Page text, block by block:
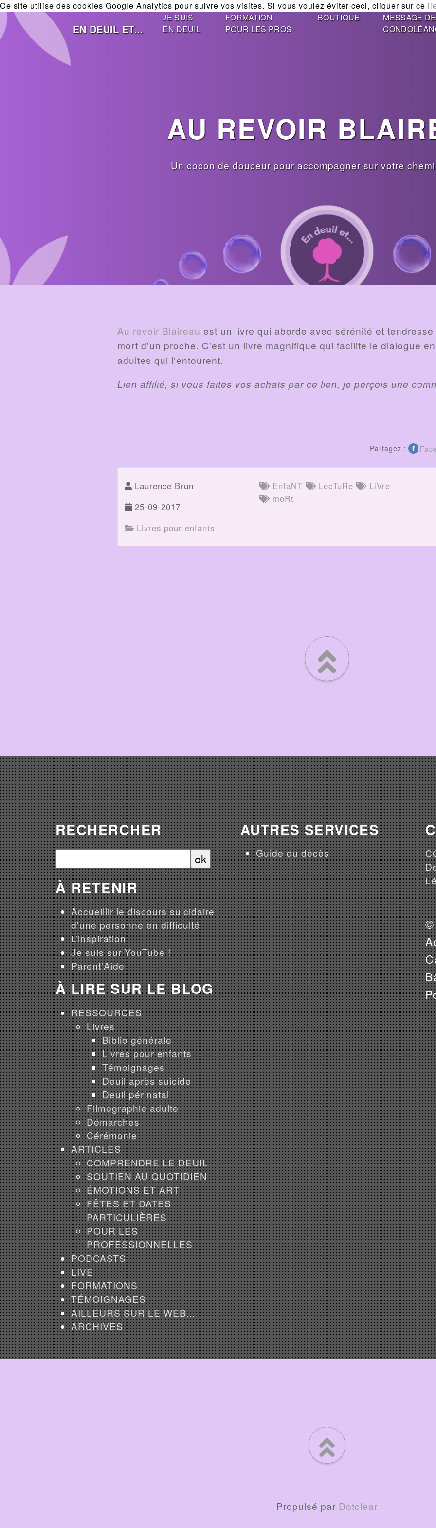
Ce site utilise des cookies Google Analytics pour suivre vos visites. Si vous voulez éviter ceci, cliquer sur ce
EN DEUIL ET...
JE SUIS
EN DEUIL
FORMATION
POUR LES PROS
BOUTIQUE
MESSAGE DE
AU REVOIR
Un cocon de douceur pour accompagner sur votre
Au revoir Blaireau est un livre qui aborde avec sérénité et
mort d'un proche. C'est un livre magnifique qui facilite le dialogue
adultes qui l'entourent.
Lien affilié, si vous faites vos achats par ce lien, je perçois une
Partagez :
Laurence Brun
25-09-2017
Livres pour enfants
EnfaNT LecTuRe
LiVre
moRt
RECHERCHER
À RETENIR
Accueillir le discours suicidaire
d'une personne en difficulté
L’inspiration
Je suis sur YouTube !
Parent'Aide
À LIRE SUR LE BLOG
RESSOURCES
Livres
Biblio générale
Livres pour enfants
Témoignages
Deuil après suicide
Deuil périnatal
Filmographie adulte
Démarches
Cérémonie
ARTICLES
COMPRENDRE LE DEUIL
SOUTIEN AU QUOTIDIEN
ÉMOTIONS ET ART
FÊTES ET DATES
PARTICULIÈRES
POUR LES
PROFESSIONNELLES
PODCASTS
LIVE
FORMATIONS
TÉMOIGNAGES
AILLEURS SUR LE WEB...
ARCHIVES
AUTRES SERVICES
Guide du décès
©
Propulsé par Dotclear